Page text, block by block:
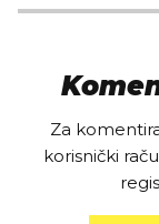
Za
korisnički